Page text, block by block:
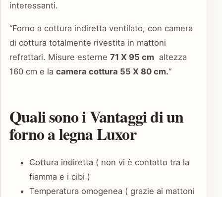
interessanti.
“Forno a cottura indiretta ventilato, con camera
di cottura totalmente rivestita in mattoni
refrattari. Misure esterne 71 X 95 cm altezza
160 cm e la camera cottura 55 X 80 cm.“
Quali sono i Vantaggi di un
forno a legna Luxor
Cottura indiretta ( non vi è contatto tra la
fiamma e i cibi )
Temperatura omogenea ( grazie ai mattoni